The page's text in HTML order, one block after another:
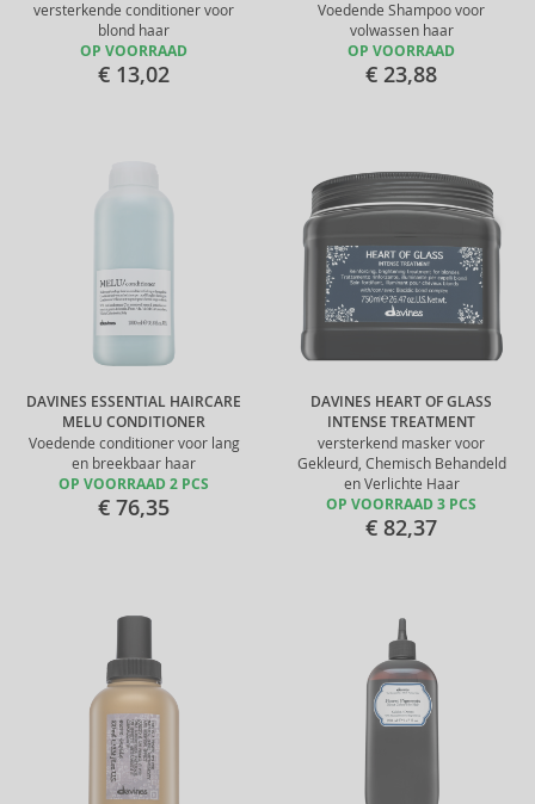
versterkende conditioner voor
blond haar
OP VOORRAAD
€ 13,02
Voedende Shampoo voor
volwassen haar
OP VOORRAAD
€ 23,88
DAVINES ESSENTIAL HAIRCARE
MELU CONDITIONER
Voedende conditioner voor lang
en breekbaar haar
OP VOORRAAD 2 PCS
€ 76,35
DAVINES HEART OF GLASS
INTENSE TREATMENT
versterkend masker voor
Gekleurd, Chemisch Behandeld
en Verlichte Haar
OP VOORRAAD 3 PCS
€ 82,37